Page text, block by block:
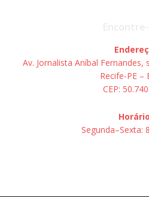
Av. Jornalista Aníbal Fernandes,
Recife-PE –
CEP:
Horário
Segunda–Sexta: